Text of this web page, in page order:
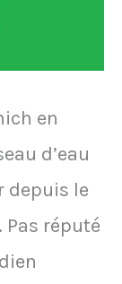
en
d’eau
depuis le
réputé